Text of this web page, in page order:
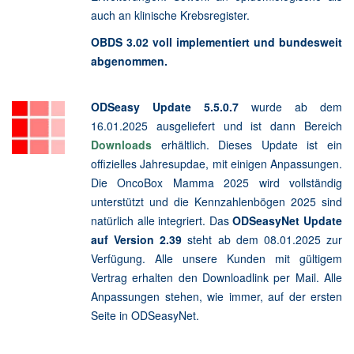
auch an klinische Krebsregister.
OBDS 3.02 voll implementiert und bundesweit
abgenommen.
ODSeasy Update 5.5.0.7 wurde ab dem
16.01.2025 ausgeliefert und ist dann Bereich
Downloads erhältlich. Dieses Update ist ein
offizielles Jahresupdae, mit einigen Anpassungen.
Die OncoBox Mamma 2025 wird vollständig
unterstützt und die Kennzahlenbögen 2025 sind
natürlich alle integriert. DasODSeasyNet Update
auf Version 2.39steht ab dem 08.01.2025 zur
Verfügung. Alle unsere Kunden mit gültigem
Vertrag erhalten den Downloadlink per Mail. Alle
Anpassungen stehen, wie immer, auf der ersten
Seite in ODSeasyNet.